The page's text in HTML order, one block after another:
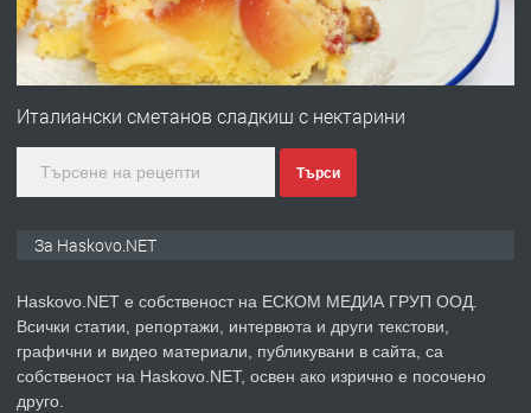
преди 3 дни
ПРЕДЛАГА
ПРОСТОРЕН ТРИСТАЕН
КУБА
преди 4 дни
ПРЕДЛАГА СГЛОБЯВАНЕ НА МЕБЕЛИ.
Италиански сметанов сладкиш с нектарини
Търси
За Haskovo.NET
Haskovo.NET е собственост на ЕСКОМ МЕДИА ГРУП ООД.
Всички статии, репортажи, интервюта и други текстови,
графични и видео материали, публикувани в сайта, са
собственост на Haskovo.NET, освен ако изрично е посочено
друго.